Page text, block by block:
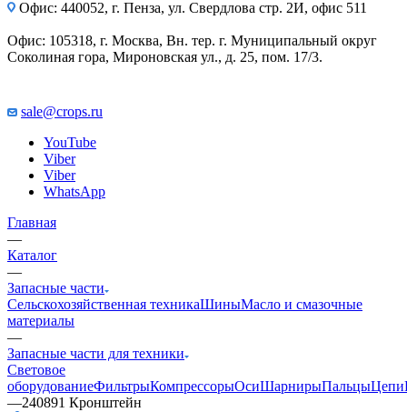
Офис: 440052, г. Пенза, ул. Свердлова стр. 2И, офис 511
Офис: 105318, г. Москва, Вн. тер. г. Муниципальный округ
Соколиная гора, Мироновская ул., д. 25, пом. 17/3.
sale@crops.ru
YouTube
Viber
Viber
WhatsApp
Главная
—
Каталог
—
Запасные части
Сельскохозяйственная техникаШиныМасло и смазочные
материалы
—
Запасные части для техники
Световое
оборудованиеФильтрыКомпрессорыОсиШарнирыПальцыЦепи
—240891 Кронштейн